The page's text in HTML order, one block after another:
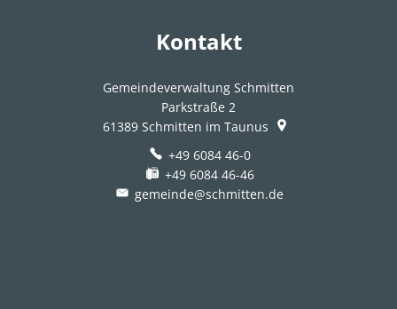
Kontakt
Gemeindeverwaltung Schmitten
Parkstraße 2
61389 Schmitten im Taunus
+49 6084 46-0
+49 6084 46-46
gemeinde@schmitten.de